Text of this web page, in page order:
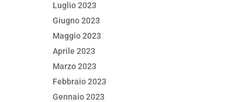
Luglio 2023
Giugno 2023
Maggio 2023
Aprile 2023
Marzo 2023
Febbraio 2023
Gennaio 2023